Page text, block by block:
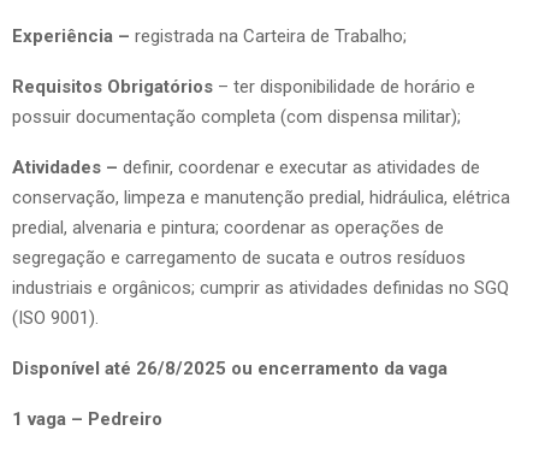
Experiência – registrada na Carteira de Trabalho;
Requisitos Obrigatórios – ter disponibilidade de horário e
possuir documentação completa (com dispensa militar);
Atividades – definir, coordenar e executar as atividades de
conservação, limpeza e manutenção predial, hidráulica, elétrica
predial, alvenaria e pintura; coordenar as operações de
segregação e carregamento de sucata e outros resíduos
industriais e orgânicos; cumprir as atividades definidas no SGQ
(ISO 9001).
Disponível até 26/8/2025 ou encerramento da vaga
1 vaga – Pedreiro